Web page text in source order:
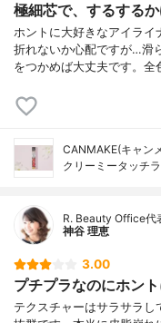
極細芯で、するする
ホントに大好きなアイライ
折れないか心配ですが…滑
をつかめば大丈夫です。全
CANMAKE(キャン
クリーミータッチ
R. Beauty Office代
神谷 理恵
3.00
プチプラなのにホン
テクスチャーはサラサラし